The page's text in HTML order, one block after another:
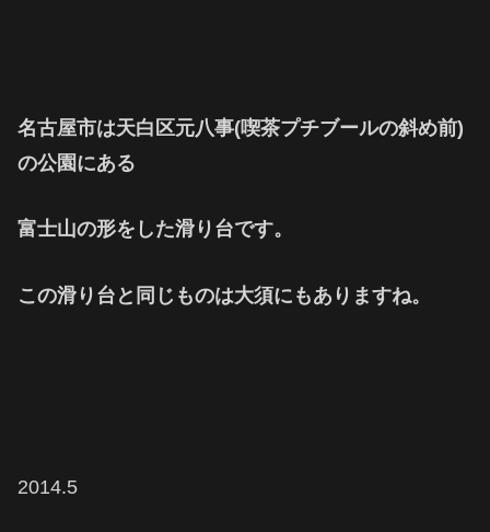
名古屋市は天白区元八事(喫茶プチブールの斜め前)
の公園にある
富士山の形をした滑り台です。
この滑り台と同じものは大須にもありますね。
2014.5